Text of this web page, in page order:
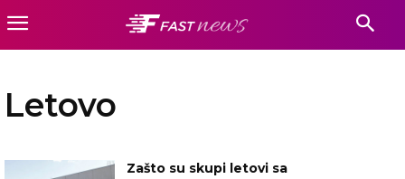
Letovo
Zašto su skupi letovi sa